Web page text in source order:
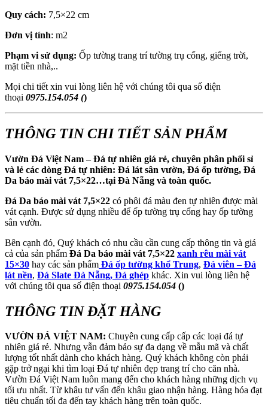
Quy cách: 7,5×22 cm
Đơn vị tính: m2
Phạm vi sử dụng: Ốp tường trang trí tường trụ cổng, giếng trời,
mặt tiền nhà,..
Mọi chi tiết xin vui lòng liên hệ với chúng tôi qua số điện
thoại 0975.154.054 ()
THÔNG TIN CHI TIẾT SẢN PHẨM
Vườn Đá Việt Nam – Đá tự nhiên giá rẻ, chuyên phân phối sỉ
và lẻ các dòng Đá tự nhiên: Đá lát sân vườn, Đá ốp tường, Đá
Da báo mài vát 7,5×22…tại Đà Nẵng và toàn quốc.
Đá Da báo mài vát 7,5×22 có phôi đá màu đen tự nhiên được mài
vát cạnh. Được sử dụng nhiều để ốp tường trụ cổng hay ốp tường
sân vườn.
Bên cạnh đó, Quý khách có nhu cầu cần cung cấp thông tin và giá
cả của sản phẩm Đá Da báo mài vát 7,5×22 xanh rêu mài vát
15×30 hay các sản phẩm Đá ốp tường khổ Trung, Đá viên – Đá
lát nền, Đá Slate Đà Nẵng, Đá ghép khác. Xin vui lòng liên hệ
với chúng tôi qua số điện thoại 0975.154.054 ()
THÔNG TIN ĐẶT HÀNG
VƯỜN ĐÁ VIỆT NAM: Chuyên cung cấp cấp các loại đá tự
nhiên giá rẻ. Nhưng vẫn đảm bảo sự đa dạng về mẫu mã và chất
lượng tốt nhất dành cho khách hàng. Quý khách không còn phải
gặp trở ngại khi tìm loại Đá tự nhiên đẹp trang trí cho căn nhà.
Vườn Đá Việt Nam luôn mang đến cho khách hàng những dịch vụ
tối ưu nhất. Từ khâu tư vấn đến khâu giao nhận hàng. Hàng hóa đạt
tiêu chuẩn tối đa đến tay khách hàng trên toàn quốc.